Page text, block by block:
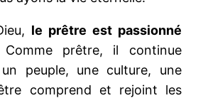
le prêtre est passionné
Comme prêtre, il continue
un peuple, une culture, une
comprend et rejoint les